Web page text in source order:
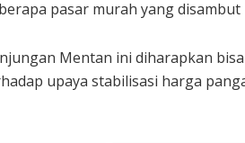
pasar murah yang disambut
Mentan ini diharapkan
upaya stabilisasi harga